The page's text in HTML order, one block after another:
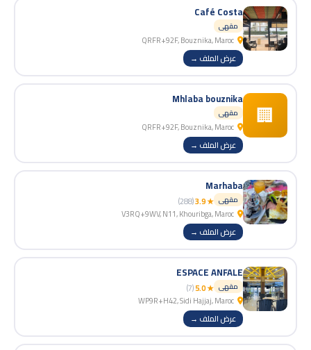
Café Costa
مقهى
عرض الملف →
🏢
Mhlaba bouznika
مقهى
عرض الملف →
Marhaba
مقهى ★ 3.9
(288)
عرض الملف →
ESPACE ANFALE
مقهى ★ 5.0
(7)
عرض الملف →